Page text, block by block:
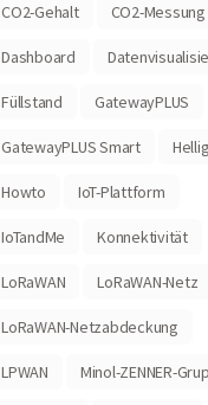
CO2-Gehalt CO2-Messung
Dashboard
Füllstand GatewayPLUS
GatewayPLUS Smart
Howto IoT-Plattform
IoTandMe Konnektivität
LoRaWAN LoRaWAN-Netz
LoRaWAN-Netzabdeckung
LPWAN Minol-ZENNER-